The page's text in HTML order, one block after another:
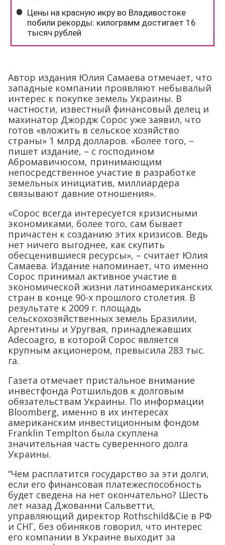
Автор издания Юлия Самаева отмечает, что
западные компании проявляют небывалый
интерес к покупке земель Украины. В
частности, известный финансовый делец и
махинатор Джордж Сорос уже заявил, что
готов «вложить в сельское хозяйство
страны» 1 млрд долларов. «Более того, –
пишет издание, – с господином
Абромавичюсом, принимающим
непосредственное участие в разработке
земельных инициатив, миллиардера
связывают давние отношения».
«Сорос всегда интересуется кризисными
экономиками, более того, сам бывает
причастен к созданию этих кризисов. Ведь
нет ничего выгоднее, как скупить
обесценившиеся ресурсы», – считает Юлия
Самаева. Издание напоминает, что именно
Сорос принимал активное участие в
экономической жизни латиноамериканских
стран в конце 90-х прошлого столетия. В
результате к 2009 г. площадь
сельскохозяйственных земель Бразилии,
Аргентины и Уругвая, принадлежавших
Adecoagro, в которой Сорос является
крупным акционером, превысила 283 тыс.
га.
Газета отмечает пристальное внимание
инвестфонда Ротшильдов к долговым
обязательствам Украины. По информации
Bloomberg, именно в их интересах
американским инвестиционным фондом
Franklin Templton была скуплена
значительная часть суверенного долга
Украины.
“Чем расплатится государство за эти долги,
если его финансовая платежеспособность
будет сведена на нет окончательно? Шесть
лет назад Джованни Сальветти,
управляющий директор Rothschild&Cie в РФ
и СНГ, без обиняков говорил, что интерес
его компании в Украине выходит за